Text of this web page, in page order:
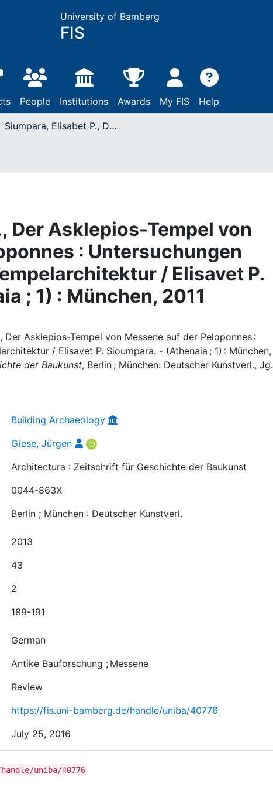
University of Bamberg
FIS
People Institutions Awards My FIS Help
Siumpara, Elisabet P., Der Asklepios-Tempel von Messene auf der Peloponnes : Untersuchungen zur hellenistischen Tempelarchitektur / Elisavet P. Sioumpara. - (Athenaia ; 1) : München, 2011
Der Asklepios-Tempel von
: Untersuchungen
/ Elisavet P.
; 1) : München, 2011
Der Asklepios-Tempel von Messene auf der Peloponnes :
/ Elisavet P. Sioumpara. - (Athenaia ; 1) : München,
der Baukunst, Berlin ; München: Deutscher Kunstverl., Jg.
Building Archaeology
Giese, Jürgen
Architectura : Zeitschrift für Geschichte der Baukunst
0044-863X
Berlin ; München : Deutscher Kunstverl.
2013
43
2
189-191
German
Antike Bauforschung ; Messene
Review
https://fis.uni-bamberg.de/handle/uniba/40776
July 25, 2016
uniba/40776